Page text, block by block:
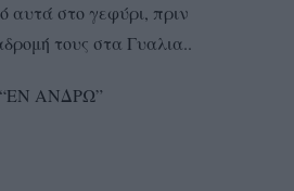
αυτά στο γεφύρι, πριν
τους στα Γυαλια..
“ΕΝ ΑΝΔΡΩ”